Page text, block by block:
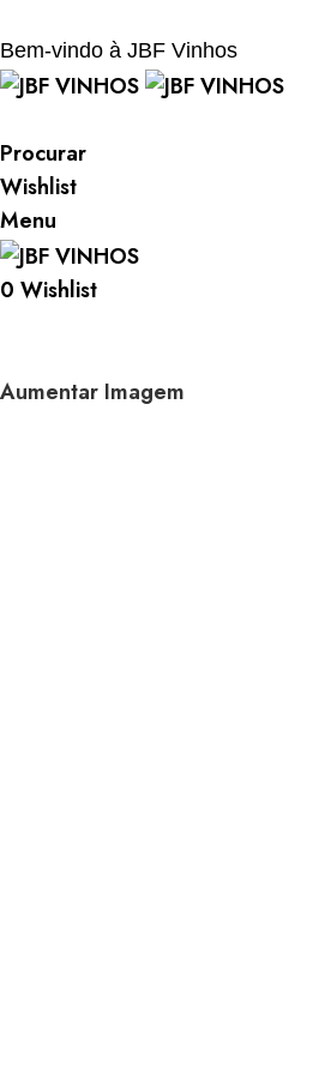
Bem-vindo à JBF Vinhos
Procurar
Wishlist
Menu
0 Wishlist
Aumentar Imagem